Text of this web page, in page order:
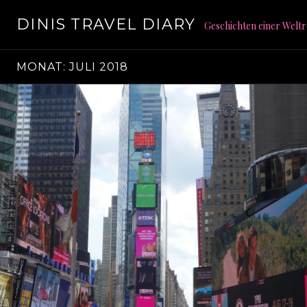
g
e
z
u
m
I
n
h
a
l
t
DINIS TRAVEL DIARY Geschichten einer
MONAT: JULI 2018